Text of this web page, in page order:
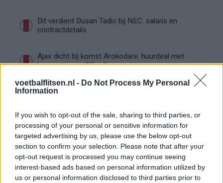
voetbalflitsen.nl - Do Not Process My Personal
Information
If you wish to opt-out of the sale, sharing to third parties, or
processing of your personal or sensitive information for
targeted advertising by us, please use the below opt-out
section to confirm your selection. Please note that after your
opt-out request is processed you may continue seeing
interest-based ads based on personal information utilized by
us or personal information disclosed to third parties prior to
Dit verdient Dusan Tadic bij NEC: salaris en
contractdetails
Ajax dicht bij komst Arokodare: huurdeal met
koopoptie van 22 miljoen
Ajax helpt Burnley uit de brand met afgeknipte
Hakim Ziyech verhuurt opnieuw luxe
appartement op Amsterdamse Zuidas
Marcos Leonardo laat eerste indruk achter bij
Ajax: 'Hier gaan fans van genieten'